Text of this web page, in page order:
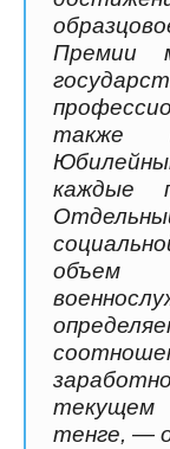
Премии
также
каждые
объем
текущем
тенге, —